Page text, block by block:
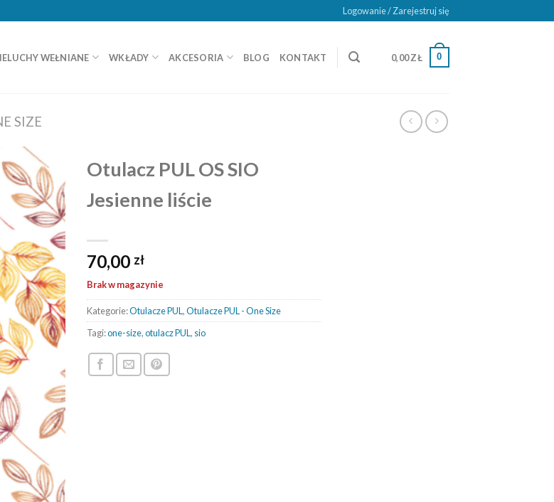
Logowanie / Zarejestruj się
WEŁNIANE WKŁADY AKCESORIA BLOG KONTAKT 0,00ZŁ 0
SIZE
Otulacz PUL OS SIO
Jesienne liście
70,00 zł
Brak w magazynie
Kategorie:Otulacze PUL,Otulacze PUL - One Size
Tagi:one-size,otulacz PUL, sio